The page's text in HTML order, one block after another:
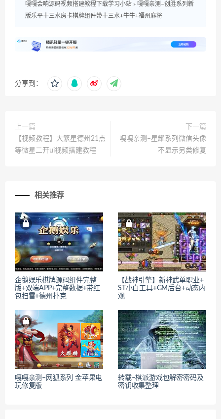
嘎嘎会响源码视频搭建教程下载学习小站 » 嘎嘎亲测–创胜系列新
版乐平十三水房卡棋牌组件带十三水+牛牛+福州麻将
分享到：
上一篇
【视频教程】大繁星德州21点
等微星二开ui视频搭建教程
下一篇
嘎嘎亲测–星耀系列微信头像
不显示另类修复
相关推荐
企鹅娱乐棋牌源码组件完整
版+双端APP+完整数据+带红
包扫雷+德州扑克
【战神引擎】新神武单职业+
ST小白工具+GM后台+动态内
观
嘎嘎亲测–网狐系列 金苹果电
玩修复版
转载–棋派游戏包解密密码及
密钥收集整理